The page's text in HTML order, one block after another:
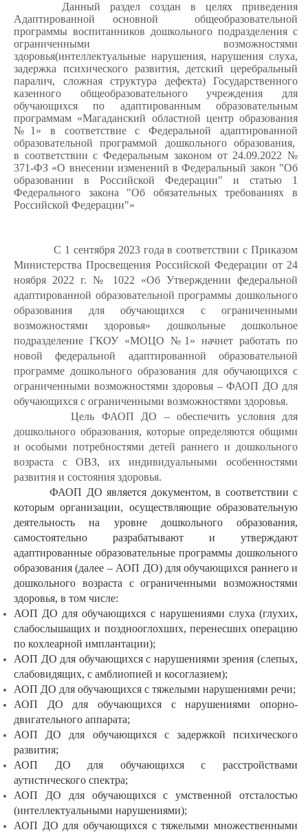
Данный раздел создан в целях приведения
Адаптированной основной общеобразовательной
программы воспитанников дошкольного подразделения с
ограниченными возможностями
здоровья(интеллектуальные нарушения, нарушения слуха,
задержка психического развития, детский церебральный
паралич, сложная структура дефекта) Государственного
казенного общеобразовательного учреждения для
обучающихся по адаптированным образовательным
программам «Магаданский областной центр образования
№1» в соответствие с Федеральной адаптированной
образовательной программой дошкольного образования,
в соответствии с Федеральным законом от 24.09.2022 №
371-ФЗ «О внесении изменений в Федеральный закон "Об
образовании в Российской Федерации" и статью
1
Федерального закона "Об обязательных требованиях в
Российской Федерации"»
С 1 сентября 2023 года в соответствии с Приказом
Министерства Просвещения Российской Федерации от 24
ноября 2022 г. № 1022 «Об Утверждении федеральной
адаптированной образовательной программы дошкольного
образования для обучающихся с ограниченными
возможностями здоровья» дошкольные дошкольное
подразделение ГКОУ «МОЦО №1» начнет работать по
новой федеральной адаптированной образовательной
программе дошкольного образования для обучающихся с
ограниченными возможностями здоровья – ФАОП ДО для
обучающихся с ограниченными возможностями здоровья.
Цель ФАОП ДО – обеспечить условия для
дошкольного образования, которые определяются общими
и особыми потребностями детей раннего и дошкольного
возраста с ОВЗ, их индивидуальными особенностями
развития и состояния здоровья.
ФАОП ДО является документом, в соответствии с
которым организации, осуществляющие образовательную
деятельность на уровне дошкольного образования,
самостоятельно разрабатывают и утверждают
адаптированные образовательные программы дошкольного
образования (далее – АОП ДО) для обучающихся раннего и
дошкольного возраста с ограниченными возможностями
здоровья, в том числе:
АОП ДО для обучающихся с нарушениями слуха (глухих,
слабослышащих и позднооглохших, перенесших операцию
по кохлеарной имплантации);
АОП ДО для обучающихся с нарушениями зрения (слепых,
слабовидящих, с амблиопией и косоглазием);
АОП ДО для обучающихся с тяжелыми нарушениями речи;
АОП ДО для обучающихся с нарушениями опорно-
двигательного аппарата;
АОП ДО для обучающихся с задержкой психического
развития;
АОП ДО для обучающихся с расстройствами
аутистического спектра;
АОП ДО для обучающихся с умственной отсталостью
(интеллектуальными нарушениями);
АОП ДО для обучающихся с тяжелыми множественными